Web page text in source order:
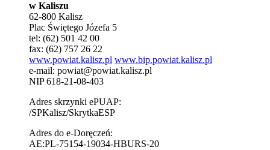
w Kaliszu
62-800 Kalisz
Plac Świętego Józefa 5
tel: (62) 501 42 00
fax: (62) 757 26 22
www.powiat.kalisz.pl www.bip.powiat.kalisz.pl
e-mail: powiat@powiat.kalisz.pl
NIP 618-21-08-403
Adres skrzynki ePUAP:
/SPKalisz/SkrytkaESP
Adres do e-Doręczeń:
AE:PL-75154-19034-HBURS-20